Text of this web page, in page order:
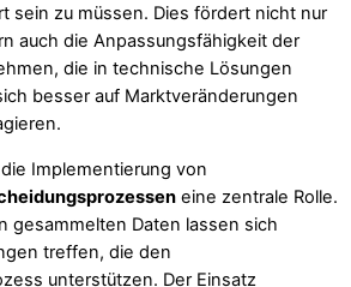
sein zu müssen. Dies fördert nicht nur
auch die Anpassungsfähigkeit der
die in technische Lösungen
besser auf Marktveränderungen
Implementierung von
eine zentrale Rolle.
gesammelten Daten lassen sich
treffen, die den
unterstützen. Der Einsatz